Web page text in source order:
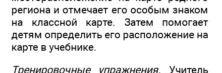
региона и отмечает его особым знаком
на классной карте. Затем помогает
детям определить его расположение на
карте в учебнике.
Тренировочные упражнения. Учитель